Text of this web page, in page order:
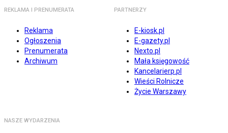
REKLAMA I PRENUMERATA
Reklama
Ogłoszenia
Prenumerata
Archiwum
PARTNERZY
E-kiosk.pl
E-gazety.pl
Nexto.pl
Mała księgowość
Kancelarierp.pl
Wieści Rolnicze
Życie Warszawy
NASZE WYDARZENIA